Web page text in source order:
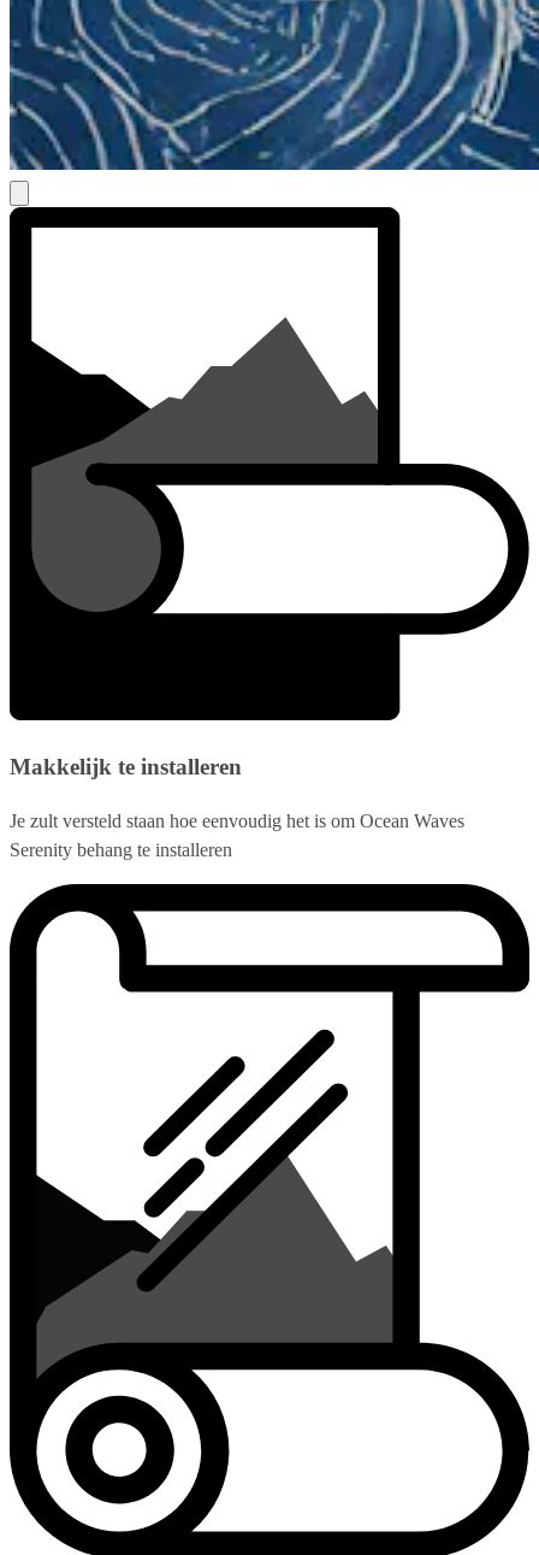
Makkelijk te installeren
Je zult versteld staan hoe eenvoudig het is om Ocean Waves
Serenity behang te installeren